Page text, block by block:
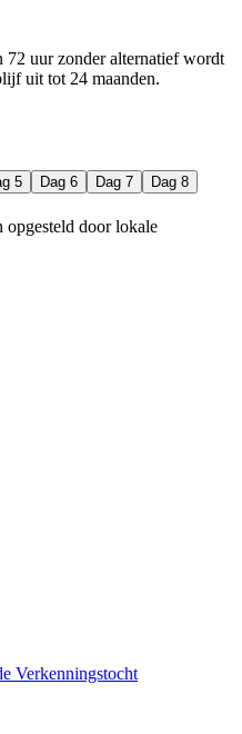
uur zonder alternatief wordt
uit tot 24 maanden.
5 Dag 6 Dag 7
Dag 8
opgesteld door lokale
Verkenningstocht